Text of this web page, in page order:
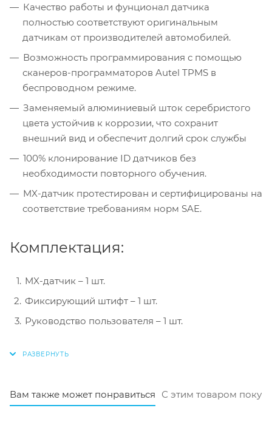
Качество работы и фунционал датчика
полностью соответствуют оригинальным
датчикам от производителей автомобилей.
Возможность программирования с помощью
сканеров-программаторов Autel TPMS в
беспроводном режиме.
Заменяемый алюминиевый шток серебристого
цвета устойчив к коррозии, что сохранит
внешний вид и обеспечит долгий срок службы
100% клонирование ID датчиков без
необходимости повторного обучения.
MX-датчик протестирован и сертифицированы на
соответствие требованиям норм SAE.
Комплектация:
MX-датчик – 1 шт.
Фиксирующий штифт – 1 шт.
Руководство пользователя – 1 шт.
Вам также может понравиться С этим товаром